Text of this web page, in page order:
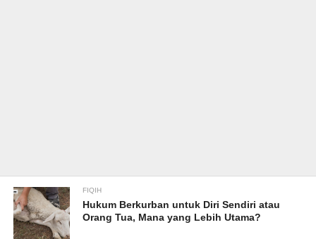
FIQIH
Hukum Berkurban untuk Diri Sendiri atau
Orang Tua, Mana yang Lebih Utama?